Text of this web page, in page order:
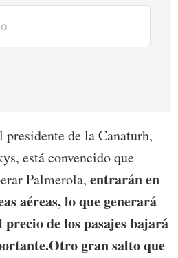
de la Canaturh,
está convencido que
Palmerola, entrarán en
aéreas, lo que generará
de los pasajes bajará
Otro gran salto que